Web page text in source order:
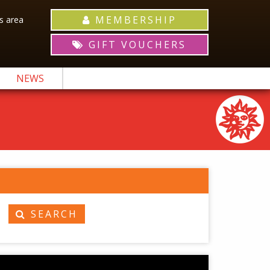
area
MEMBERSHIP
GIFT VOUCHERS
NEWS
SEARCH